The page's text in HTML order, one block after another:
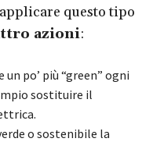
questo tipo
azioni:
un po’ più “green” ogni
sostituire il
o sostenibile la